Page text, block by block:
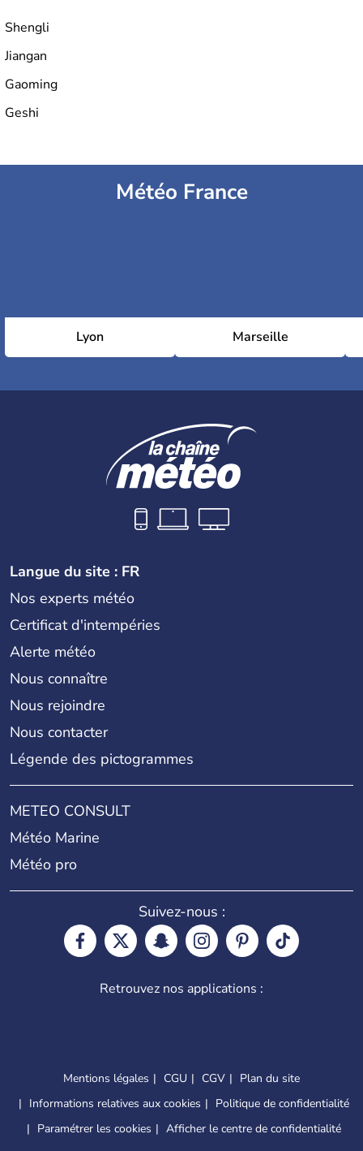
Shengli
Jiangan
Gaoming
Geshi
Météo France
Lyon Marseille
Langue du site : FR
Nos experts météo
Certificat d'intempéries
Alerte météo
Nous connaître
Nous rejoindre
Nous contacter
Légende des pictogrammes
METEO CONSULT
Météo Marine
Météo pro
Suivez-nous :
Retrouvez nos applications :
Mentions légales CGU CGV
Plan du site
Informations relatives aux cookies
Politique de confidentialité
Paramétrer les cookies
Afficher le centre de confidentialité